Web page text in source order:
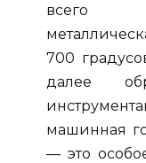
всего
700
далее
машинная
— это